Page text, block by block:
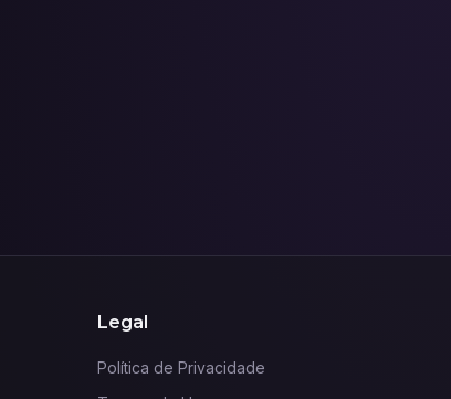
Legal
Política de Privacidade